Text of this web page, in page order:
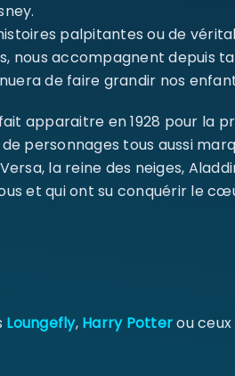
palpitantes ou de
nous accompagnent depuis
de faire grandir nos
apparaitre en 1928 pour la
personnages tous aussi
la reine des neiges,
et qui ont su conquérir le
Loungefly,Harry Potterou ceux